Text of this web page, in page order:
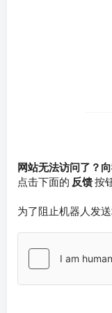
网站无法访问了？向
点击下面的 反馈按
为了阻止机器人发